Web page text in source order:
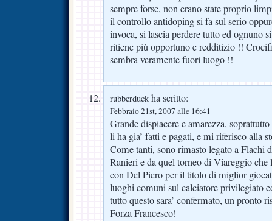
sempre forse, non erano state proprio
il controllo antidoping si fa sul serio
invoca, si lascia perdere tutto ed ognuno
ritiene più opportuno e redditizio !!
sembra veramente fuori luogo !!
rubberduck ha scritto:
Febbraio 21st, 2007 alle 16:41
Grande dispiacere e amarezza,
li ha gia’ fatti e pagati, e mi riferisco alla
Come tanti, sono rimasto legato a Flachi
Ranieri e da quel torneo di Viareggio che
con Del Piero per il titolo di miglior
luoghi comuni sul calciatore privilegiato
tutto questo sara’ confermato, un pronto
Forza Francesco!